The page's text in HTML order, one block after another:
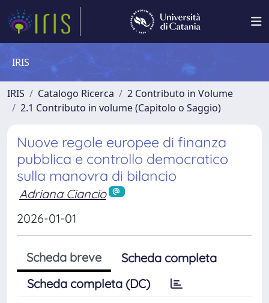
IRIS
IRIS Catalogo Ricerca
2 Contributo in Volume
2.1 Contributo in volume (Capitolo o Saggio)
Nuove regole europee di finanza
pubblica e controllo democratico
sulla manovra di bilancio
Adriana Ciancio
2026-01-01
Scheda breve
Scheda completa
Scheda completa (DC)